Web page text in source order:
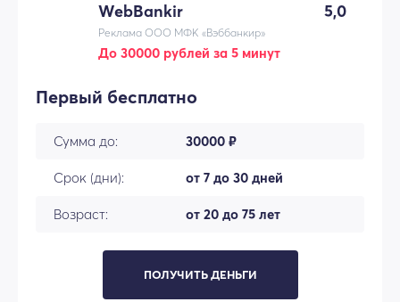
WebBankir 5,0
Реклама ООО МФК «Вэббанкир»
До 30000 рублей за 5 минут
Первый бесплатно
Сумма до: 30000 ₽
Срок (дни): от 7 до 30 дней
Возраст: от 20 до 75 лет
ПОЛУЧИТЬ ДЕНЬГИ